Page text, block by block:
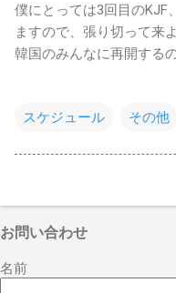
僕にとっては3回目のKJF
ますので、張り切って来
韓国のみんなに再開する
スケジュール その他
お問い合わせ
名前